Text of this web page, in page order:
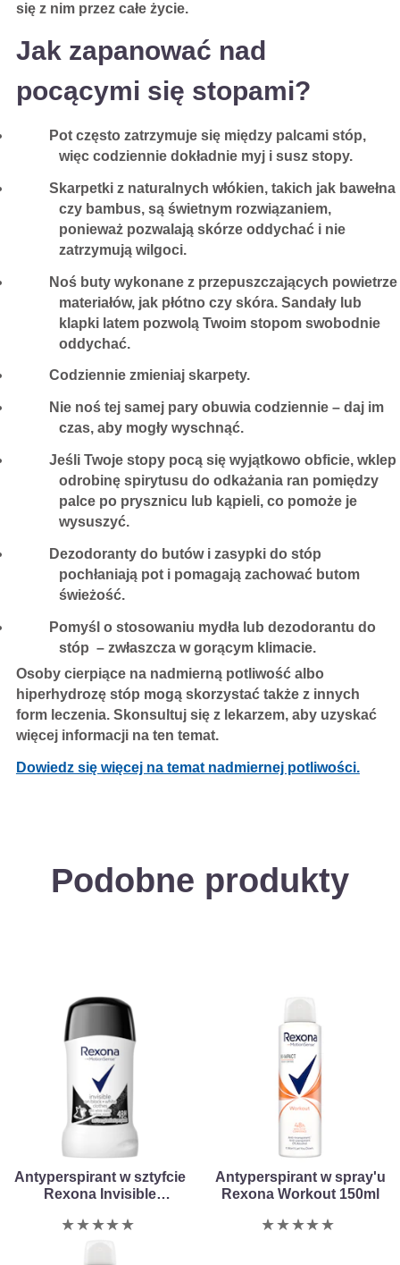
się z nim przez całe życie.
Jak zapanować nad
pocącymi się stopami?
Pot często zatrzymuje się między palcami stóp,
więc codziennie dokładnie myj i susz stopy.
Skarpetki z naturalnych włókien, takich jak bawełna
czy bambus, są świetnym rozwiązaniem,
ponieważ pozwalają skórze oddychać i nie
zatrzymują wilgoci.
Noś buty wykonane z przepuszczających powietrze
materiałów, jak płótno czy skóra. Sandały lub
klapki latem pozwolą Twoim stopom swobodnie
oddychać.
Codziennie zmieniaj skarpety.
Nie noś tej samej pary obuwia codziennie – daj im
czas, aby mogły wyschnąć.
Jeśli Twoje stopy pocą się wyjątkowo obficie, wklep
odrobinę spirytusu do odkażania ran pomiędzy
palce po prysznicu lub kąpieli, co pomoże je
wysuszyć.
Dezodoranty do butów i zasypki do stóp
pochłaniają pot i pomagają zachować butom
świeżość.
Pomyśl o stosowaniu mydła lub dezodorantu do
stóp – zwłaszcza w gorącym klimacie.
Osoby cierpiące na nadmierną potliwość albo
hiperhydrozę stóp mogą skorzystać także z innych
form leczenia. Skonsultuj się z lekarzem, aby uzyskać
więcej informacji na ten temat.
Dowiedz się więcej na temat nadmiernej potliwości.
Podobne produkty
Antyperspirant w sztyfcie
Rexona Invisible
Nie
przesłano
Antyperspirant w spray'u
Rexona Workout 150ml
Nie